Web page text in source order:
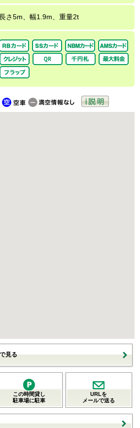
さ5m、幅1.9m、重量2t
見る
この時間貸し
駐車場に駐車
URLを
メールで送る